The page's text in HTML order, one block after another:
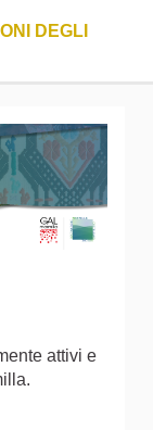
DEGLI
attivi e